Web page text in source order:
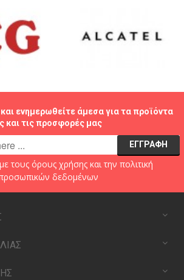
ενημερωθείτε άμεσα για τα προϊόντα
και τις προσφορές μας
τους όρους χρήσηςκαι την πολιτική
δεδομένων